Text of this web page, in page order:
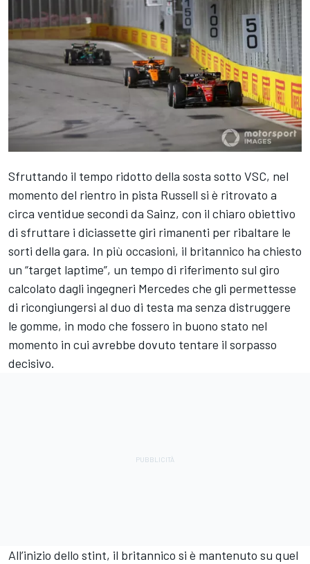
Sfruttando il tempo ridotto della sosta sotto VSC, nel
momento del rientro in pista Russell si è ritrovato a
circa ventidue secondi da Sainz, con il chiaro obiettivo
di sfruttare i diciassette giri rimanenti per ribaltare le
sorti della gara. In più occasioni, il britannico ha chiesto
un “target laptime”, un tempo di riferimento sul giro
calcolato dagli ingegneri Mercedes che gli permettesse
di ricongiungersi al duo di testa ma senza distruggere
le gomme, in modo che fossero in buono stato nel
momento in cui avrebbe dovuto tentare il sorpasso
decisivo.
All’inizio dello stint, il britannico si è mantenuto su quel